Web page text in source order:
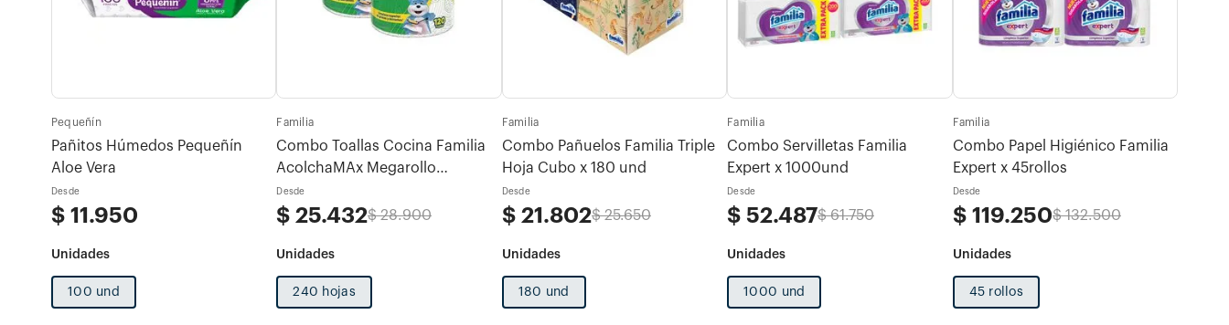
Pequeñín
Pañitos Húmedos Pequeñín
Aloe Vera
Desde
$ 11 .950
100 und
Familia
Combo Toallas Cocina Familia
AcolchaMAx Megarollo
Decoradas 2 rollos x 120 hojas
Desde
$ 25.432$ 28.900
240 hojas
Familia
Combo Pañuelos Familia Triple
Hoja Cubo x 180 und
Desde
$ 21 .802$ 25.650
180 und
Familia
Combo Servilletas Familia
Expert x 1000und
Desde
$ 52.487$ 61.750
1000 und
Familia
Combo Papel Higiénico Familia
Expert x 45rollos
Desde
$ 119.250$ 132.500
45 rollos